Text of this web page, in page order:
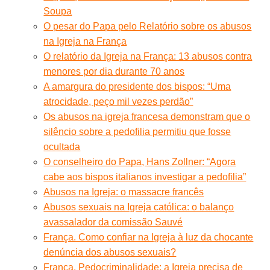
Soupa
O pesar do Papa pelo Relatório sobre os abusos
na Igreja na França
O relatório da Igreja na França: 13 abusos contra
menores por dia durante 70 anos
A amargura do presidente dos bispos: “Uma
atrocidade, peço mil vezes perdão”
Os abusos na igreja francesa demonstram que o
silêncio sobre a pedofilia permitiu que fosse
ocultada
O conselheiro do Papa, Hans Zollner: “Agora
cabe aos bispos italianos investigar a pedofilia”
Abusos na Igreja: o massacre francês
Abusos sexuais na Igreja católica: o balanço
avassalador da comissão Sauvé
França. Como confiar na Igreja à luz da chocante
denúncia dos abusos sexuais?
França. Pedocriminalidade: a Igreja precisa de